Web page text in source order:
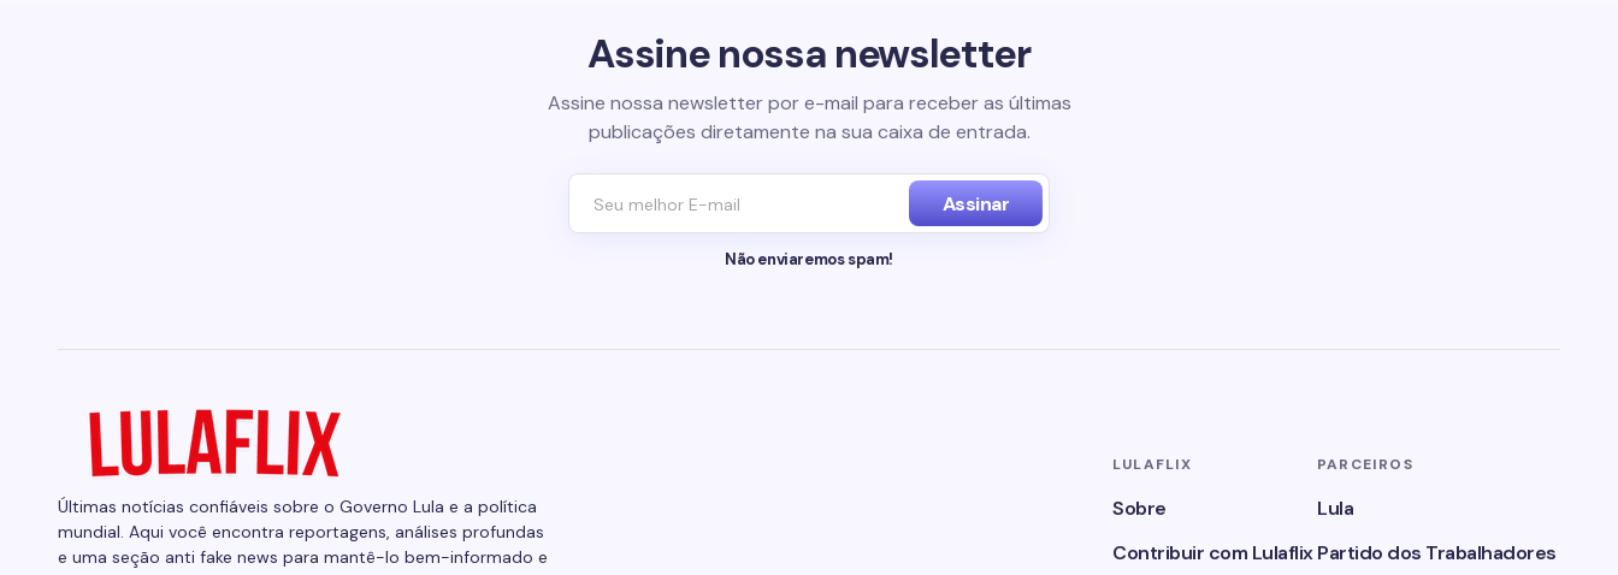
Assine nossa newsletter
Assine nossa newsletter por e-mail para receber as últimas
publicações diretamente na sua caixa de entrada.
Assinar
Não enviaremos spam!
Últimas notícias confiáveis sobre o Governo Lula e a política
mundial. Aqui você encontra reportagens, análises profundas
e uma seção anti fake news para mantê-lo bem-informado e
LULAFLIX
Sobre
Contribuir com Lulaflix
PARCEIROS
Lula
Partido dos Trabalhadores